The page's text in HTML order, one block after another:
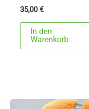
35,00€
In den
Warenkorb